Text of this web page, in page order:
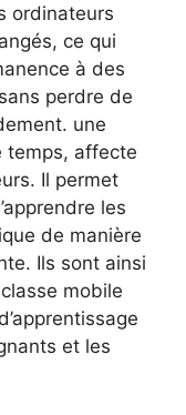
ordinateurs
ce qui
à des
perdre de
une
temps, affecte
Il permet
les
de manière
Ils sont ainsi
mobile
et les